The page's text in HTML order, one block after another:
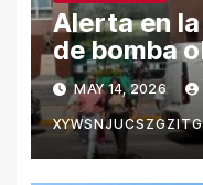
Alerta en
de bomba
juzgados
en la
MAY 14, 2026